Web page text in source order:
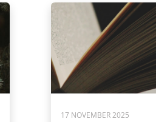
17 NOVEMBER 2025